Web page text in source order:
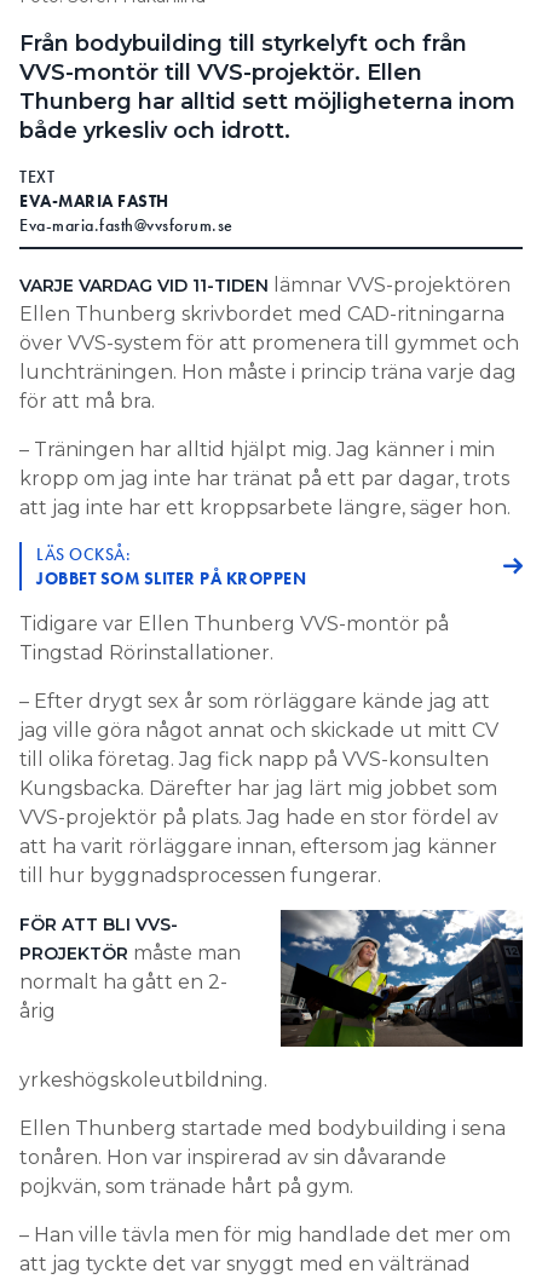
Search for:
Från bodybuilding till styrkelyft och från
VVS-montör till VVS-projektör. Ellen
Thunberg har alltid sett möjligheterna inom
både yrkesliv och idrott.
TEXT
EVA-MARIA FASTH
Eva-maria.fasth@vvsforum.se
VARJE VARDAG VID 11-TIDEN lämnar VVS-projektören
Ellen Thunberg skrivbordet med CAD-ritningarna
över VVS-system för att promenera till gymmet och
lunch­träningen. Hon måste i princip träna varje dag
för att må bra.
– Träningen har alltid hjälpt mig. Jag känner i min
kropp om jag inte har tränat på ett par dagar, trots
att jag inte har ett kroppsarbete längre, säger hon.
LÄS OCKSÅ:
JOBBET SOM SLITER PÅ KROPPEN
Tidigare var Ellen Thunberg VVS-montör på
Tingstad Rörinstallationer.
– Efter drygt sex år som rörläggare kände jag att
jag ville göra något annat och skickade ut mitt CV
till olika företag. Jag fick napp på VVS-konsulten
Kungsbacka. Därefter har jag lärt mig jobbet som
VVS-projektör på plats. Jag hade en stor fördel av
att ha varit rörläggare innan, eftersom jag känner
till hur byggnadsprocessen fungerar.
FÖR ATT BLI VVS-
PROJEKTÖR måste man
normalt ha gått en 2-
årig
yrkeshögskoleutbildning.
Ellen Thunberg startade med bodybuilding i sena
tonåren. Hon var inspirerad av sin dåvarande
pojkvän, som tränade hårt på gym.
– Han ville tävla men för mig handlade det mer om
att jag tyckte det var snyggt med en vältränad